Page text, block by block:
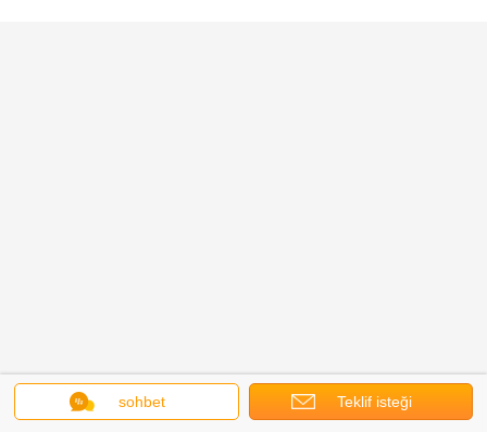
sohbet Teklif isteği